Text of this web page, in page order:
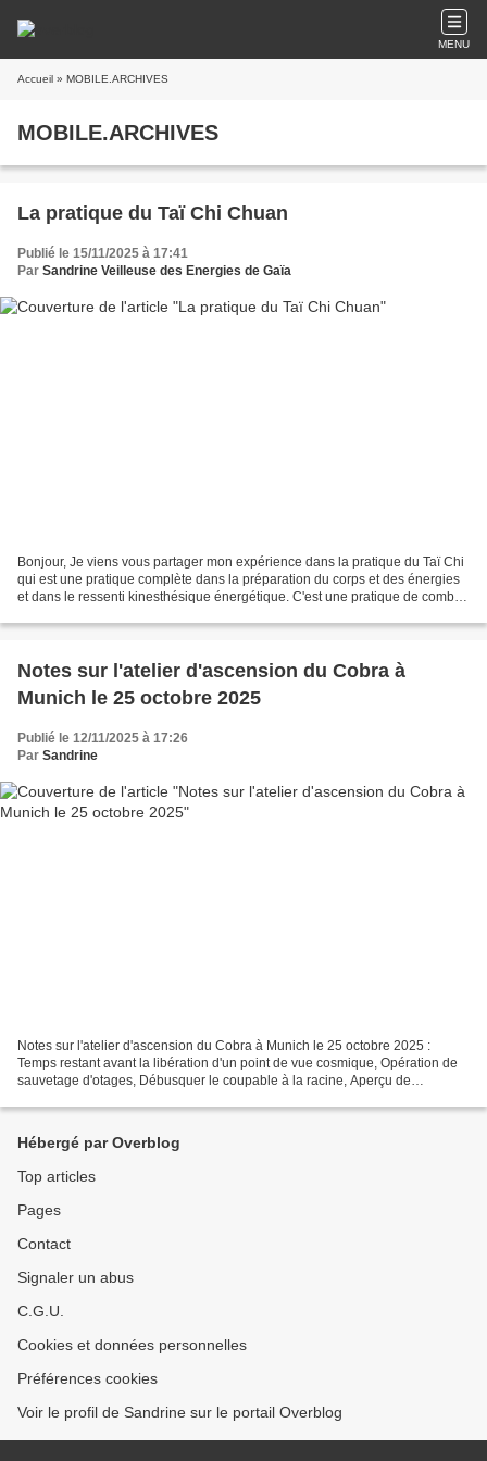
MENU
Accueil » MOBILE.ARCHIVES
MOBILE.ARCHIVES
La pratique du Taï Chi Chuan
Publié le 15/11/2025 à 17:41
Par Sandrine Veilleuse des Energies de Gaïa
Bonjour, Je viens vous partager mon expérience dans la pratique du Taï Chi
qui est une pratique complète dans la préparation du corps et des énergies
et dans le ressenti kinesthésique énergétique. C'est une pratique de combat
Notes sur l'atelier d'ascension du Cobra à
Munich le 25 octobre 2025
Publié le 12/11/2025 à 17:26
Par Sandrine
Notes sur l'atelier d'ascension du Cobra à Munich le 25 octobre 2025 :
Temps restant avant la libération d'un point de vue cosmique, Opération de
sauvetage d'otages, Débusquer le coupable à la racine, Aperçu de
Hébergé par Overblog
Top articles
Pages
Contact
Signaler un abus
C.G.U.
Cookies et données personnelles
Préférences cookies
Voir le profil de Sandrine sur le portail Overblog